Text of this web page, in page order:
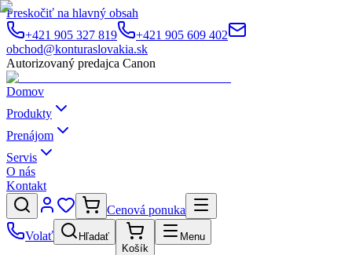
Preskočiť na hlavný obsah
+421 905 327 819
+421 905 609 402
obchod@konturaslovakia.sk
Autorizovaný predajca Canon
Domov
Produkty
Prenájom
Servis
O nás
Kontakt
Cenová ponuka
Volať
Hľadať
Košík
Menu